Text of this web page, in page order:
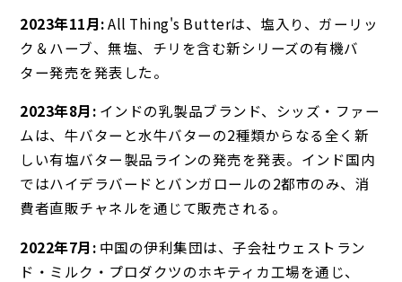
2023年11月:All Thing's Butterは、塩入り、ガーリッ
ク＆ハーブ、無塩、チリを含む新シリーズの有機バ
ター発売を発表した。
2023年8月: インドの乳製品ブランド、シッズ・ファー
ムは、牛バターと水牛バターの2種類からなる全く新
しい有塩バター製品ラインの発売を発表。インド国内
ではハイデラバードとバンガロールの2都市のみ、消
費者直販チャネルを通じて販売される。
2022年7月: 中国の伊利集団は、子会社ウェストラン
ド・ミルク・プロダクツのホキティカ工場を通じ、